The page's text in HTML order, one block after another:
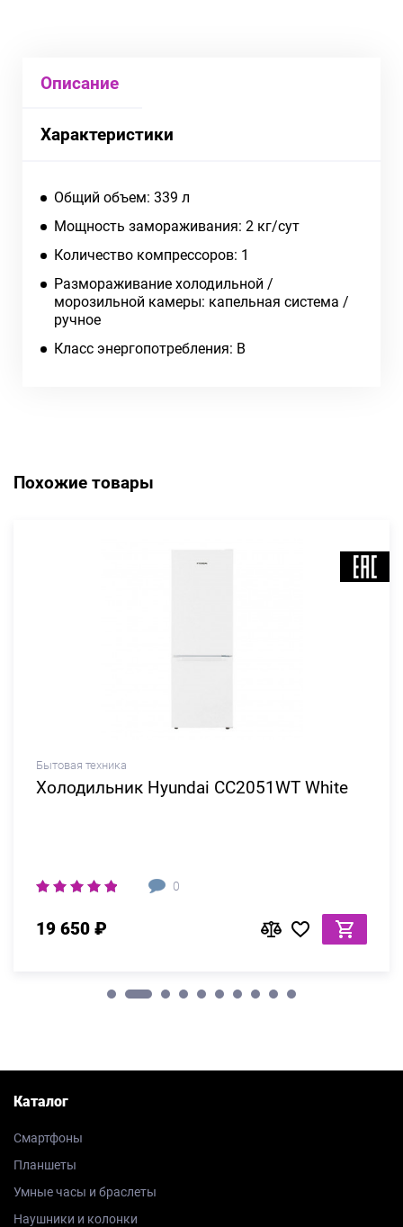
Описание
Характеристики
Общий объем: 339 л
Мощность замораживания: 2 кг/сут
Количество компрессоров: 1
Размораживание холодильной /
морозильной камеры: капельная система /
ручное
Класс энергопотребления: B
Похожие товары
Бытовая техника
Холодильник Hyundai CC2051WT White
0
19 650 ₽
Каталог
Смартфоны
Планшеты
Умные часы и браслеты
Наушники и колонки